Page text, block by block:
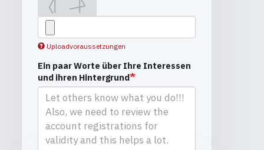
Uploadvoraussetzungen
Ein paar Worte über Ihre Interessen
und ihren Hintergrund